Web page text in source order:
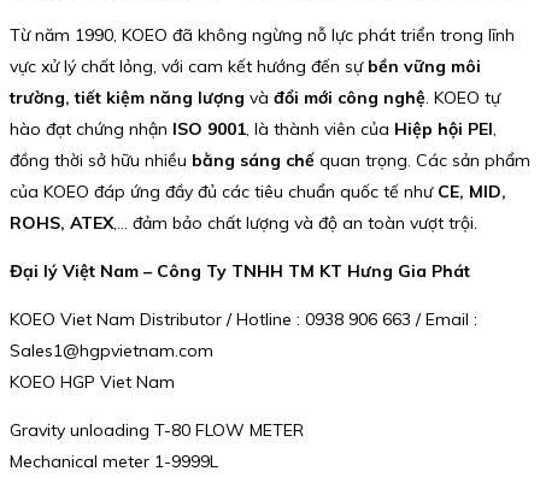
Từ năm 1990, KOEO đã không ngừng nỗ lực phát triển trong lĩnh
vực xử lý chất lỏng, với cam kết hướng đến sự bền vững môi
trường, tiết kiệm năng lượng và đổi mới công nghệ. KOEO tự
hào đạt chứng nhận ISO 9001, là thành viên của Hiệp hội PEI,
đồng thời sở hữu nhiều bằng sáng chế quan trọng. Các sản phẩm
của KOEO đáp ứng đầy đủ các tiêu chuẩn quốc tế như CE, MID,
ROHS, ATEX,… đảm bảo chất lượng và độ an toàn vượt trội.
Đại lý Việt Nam – Công Ty TNHH TM KT Hưng Gia Phát
KOEO Viet Nam Distributor / Hotline : 0938 906 663 / Email :
Sales1@hgpvietnam.com
KOEO HGP Viet Nam
Gravity unloading T-80 FLOW METER
Mechanical meter 1-9999L